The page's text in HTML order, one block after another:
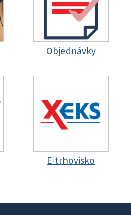
Objednávky
E-trhovisko